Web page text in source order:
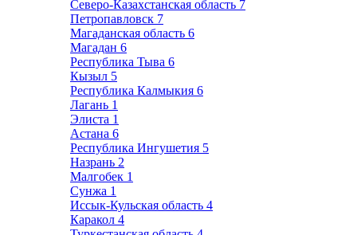
Северо-Казахстанская область 7
Петропавловск 7
Магаданская область 6
Магадан 6
Республика Тыва 6
Кызыл 5
Республика Калмыкия 6
Лагань 1
Элиста 1
Астана 6
Республика Ингушетия 5
Назрань 2
Малгобек 1
Сунжа 1
Иссык-Кульская область 4
Каракол 4